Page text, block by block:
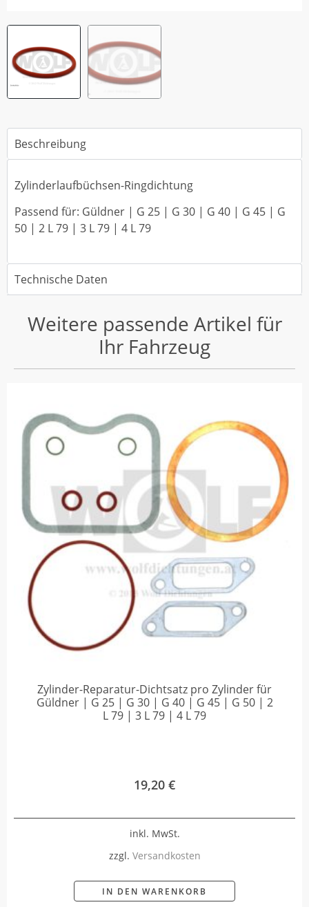
Beschreibung
Zylinderlaufbüchsen-Ringdichtung
Passend für: Güldner | G 25 | G 30 | G 40 | G 45 | G
50 | 2 L 79 | 3 L 79 | 4 L 79
Technische Daten
Weitere passende Artikel für
Ihr Fahrzeug
Zylinder-Reparatur-Dichtsatz pro Zylinder für
Güldner | G 25 | G 30 | G 40 | G 45 | G 50 | 2
L 79 | 3 L 79 | 4 L 79
19,20 €
inkl. MwSt.
zzgl. Versandkosten
IN DEN WARENKORB